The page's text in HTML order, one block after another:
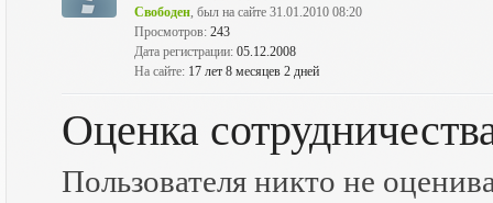
Свободен, был на сайте 31.01.2010 08:20
Просмотров: 243
Дата регистрации: 05.12.2008
На сайте: 17 лет 8 месяцев 2 дней
Оценка
Пользователя никто не